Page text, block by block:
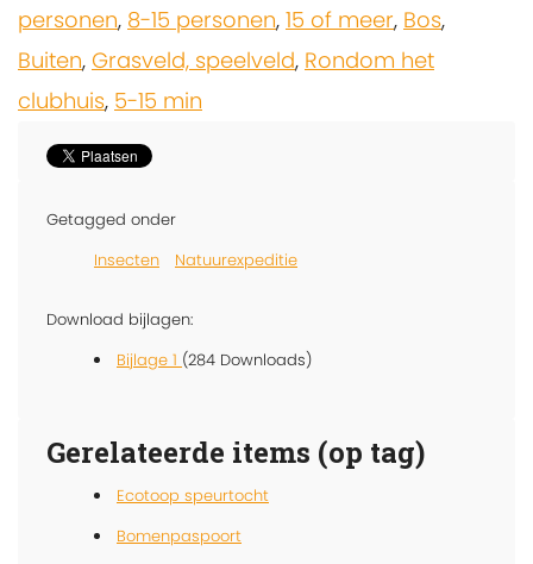
personen, 8-15 personen, 15 of meer, Bos,
Buiten, Grasveld, speelveld, Rondom het
clubhuis, 5-15 min
Getagged onder
Insecten
Natuurexpeditie
Download bijlagen:
Bijlage 1 (284 Downloads)
Gerelateerde items (op tag)
Ecotoop speurtocht
Bomenpaspoort